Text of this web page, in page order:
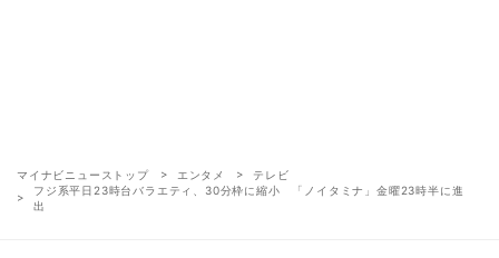
マイナビニューストップ エンタメ
テレビ
フジ系平日23時台バラエティ、30分枠に縮小 「ノイタミナ」金曜23時半に進
出